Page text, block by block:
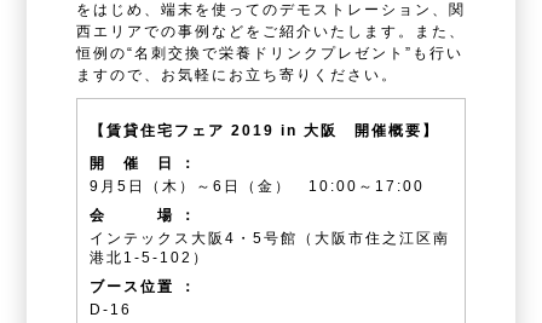
をはじめ、端末を使ってのデモストレーション、関
西エリアでの事例などをご紹介いたします。また、
恒例の“名刺交換で栄養ドリンクプレゼント”も行い
ますので、お気軽にお立ち寄りください。
【賃貸住宅フェア 2019 in 大阪 開催概要】
開 催 日 ：
9月5日（木）～6日（金） 10:00～17:00
会 場 ：
インテックス大阪4・5号館（大阪市住之江区南
港北1-5-102）
ブース位置 ：
D-16